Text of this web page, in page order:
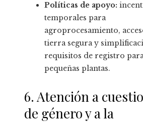
Políticas de apoyo:
temporales para
agroprocesamiento,
tierra segura y
requisitos de registro
pequeñas plantas.
6. Atención a
de género y a la